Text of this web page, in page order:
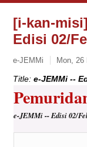
[i-kan-
Edisi 02/
e-JEMMi Mon, 26
Title:e-JEMMi --
e-JEMMi -- Edisi 02/